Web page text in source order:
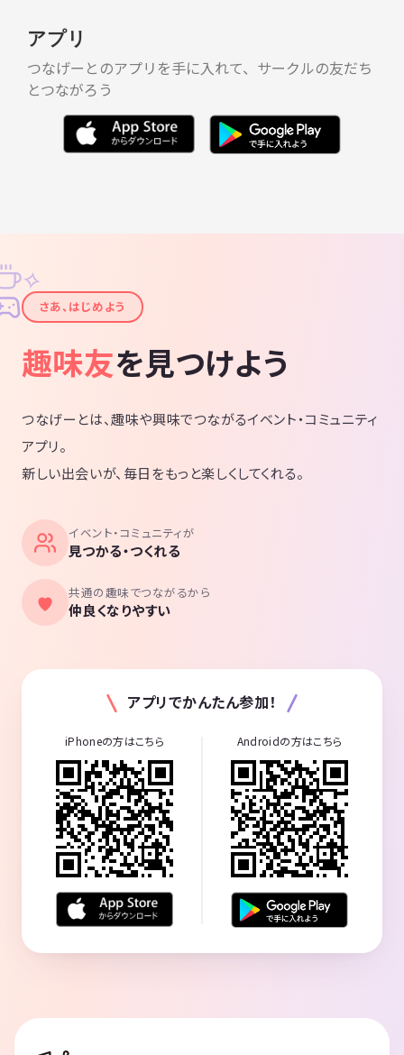
アプリ
つなげーとのアプリを手に入れて、サークルの友だち
とつながろう
✦
✧
さあ、はじめよう
趣味友を見つけよう
つなげーとは、趣味や興味でつながるイベント・コミュニティ
アプリ。
新しい出会いが、毎日をもっと楽しくしてくれる。
イベント・コミュニティが
見つかる・つくれる
共通の趣味でつながるから
仲良くなりやすい
アプリでかんたん参加！
iPhoneの方はこちら Androidの方はこちら